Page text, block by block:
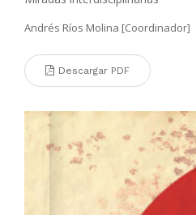
Andrés Ríos Molina [Coordinador]
Descargar PDF